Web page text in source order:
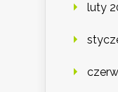
luty